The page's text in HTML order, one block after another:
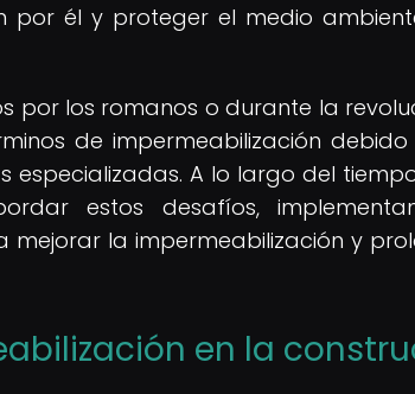
por él y proteger el medio
por los romanos o durante la
de impermeabilización
A lo largo del
estos desafíos,
la impermeabilización y
en la